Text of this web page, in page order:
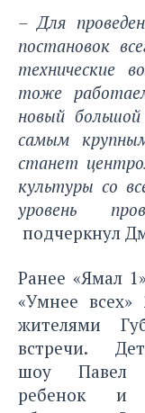
– Для
постановок
технические
тоже
новый
самым
станет
культуры со
уровень
подчеркнул
Ранее «Ямал
«Умнее
жителями
встречи.
шоу Павел
ребенок и